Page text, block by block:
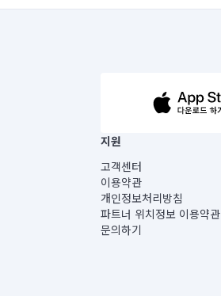
지원
고객센터
이용약관
개인정보처리방침
파트너 위치정보 이용약관
문의하기